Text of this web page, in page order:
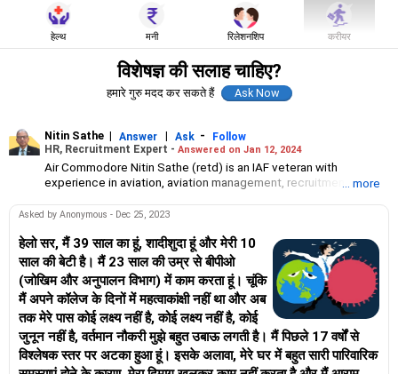
हेल्थ मनी रिलेशनशिप करीयर
विशेषज्ञ की सलाह चाहिए?
हमारे गुरु मदद कर सकते हैं
Nitin Sathe | Answer | Ask -
Follow
HR, Recruitment Expert - Answered on Jan 12, 2024
Air Commodore Nitin Sathe (retd) is an IAF veteran with
experience in aviation, aviation management, recruitment and
served with the UN Peace Keeping Force in Congo and
recruiter and personality assessor.
... more
Asked by Anonymous - Dec 25, 2023
हेलो सर, मैं 39 साल का हूं, शादीशुदा हूं और मेरी 10
साल की बेटी है। मैं 23 साल की उम्र से बीपीओ
(जोखिम और अनुपालन विभाग) में काम करता हूं। चूंकि
मैं अपने कॉलेज के दिनों में महत्वाकांक्षी नहीं था और अब
तक मेरे पास कोई लक्ष्य नहीं है, कोई लक्ष्य नहीं है, कोई
जुनून नहीं है, वर्तमान नौकरी मुझे बहुत उबाऊ लगती है। मैं पिछले 17 वर्षों से
विश्लेषक स्तर पर अटका हुआ हूं। इसके अलावा, मेरे घर में बहुत सारी पारिवारिक